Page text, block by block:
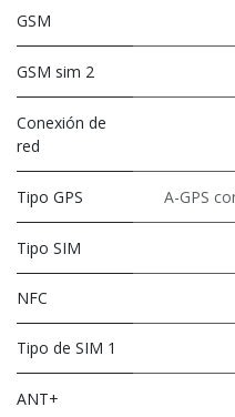
GSM
GSM sim 2
Conexión de
red
Tipo GPS A-GPS
Tipo SIM
NFC
Tipo de SIM 1
ANT+